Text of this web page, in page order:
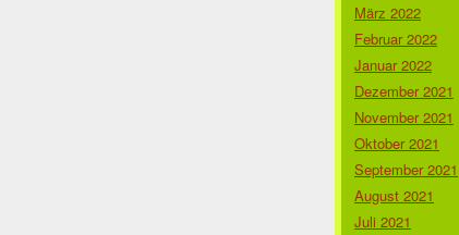
März 2022
Februar 2022
Januar 2022
Dezember 2021
November 2021
Oktober 2021
September 2021
August 2021
Juli 2021